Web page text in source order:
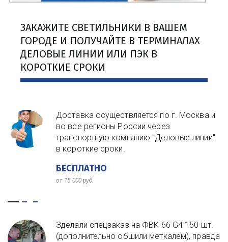
ЗАКАЖИТЕ СВЕТИЛЬНИКИ В ВАШЕМ
ГОРОДЕ И ПОЛУЧАЙТЕ В ТЕРМИНАЛАХ
ДЕЛОВЫЕ ЛИНИИ ИЛИ ПЭК В
КОРОТКИЕ СРОКИ
БЕСПЛАТНО
от 15 000 руб.
Доставка осуществляется по г. Москва и
во все регионы России через
транспортную компанию "Деловые линии"
в короткие сроки.
Зделали спецзаказ на ФВК 66 G4 150 шт.
(дополнительно обшили меткалем), правда